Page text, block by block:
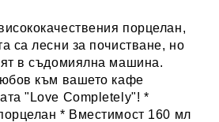
порцелан,
са лесни за почистване, но
в съдомиялна машина.
към вашето кафе
"Love Completely"! *
* Вместимост 160 мл